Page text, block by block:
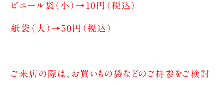
ビニール袋（小）→10円（税込）
紙袋（大）→50円（税込）
ご来店の際は、お買いもの袋などのご持参をご検討